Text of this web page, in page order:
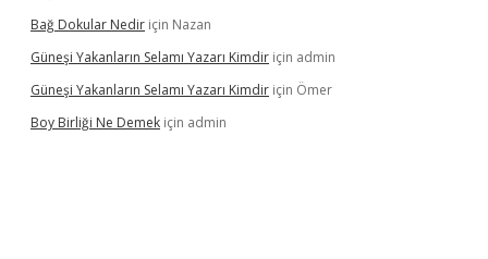
Bağ Dokular Nedir için Nazan
Güneşi Yakanların Selamı Yazarı Kimdir için admin
Güneşi Yakanların Selamı Yazarı Kimdir için Ömer
Boy Birliği Ne Demek için admin